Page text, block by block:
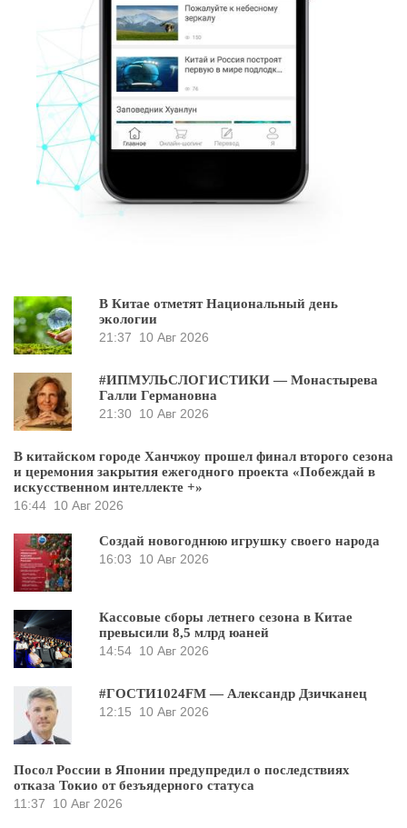
В Китае отметят Национальный день
экологии
21:37
10 Авг 2026
#ИПМУЛЬСЛОГИСТИКИ — Монастырева
Галли Германовна
21:30 10 Авг 2026
В китайском городе Ханчжоу прошел финал второго сезона
и церемония закрытия ежегодного проекта «Побеждай в
искусственном интеллекте +»
16:44 10 Авг 2026
Создай новогоднюю игрушку своего народа
16:03
10 Авг 2026
Кассовые сборы летнего сезона в Китае
превысили 8,5 млрд юаней
14:54 10 Авг 2026
#ГОСТИ1024FM — Александр Дзичканец
12:15
10 Авг 2026
Посол России в Японии предупредил о последствиях
отказа Токио от безъядерного статуса
11:37
10 Авг 2026